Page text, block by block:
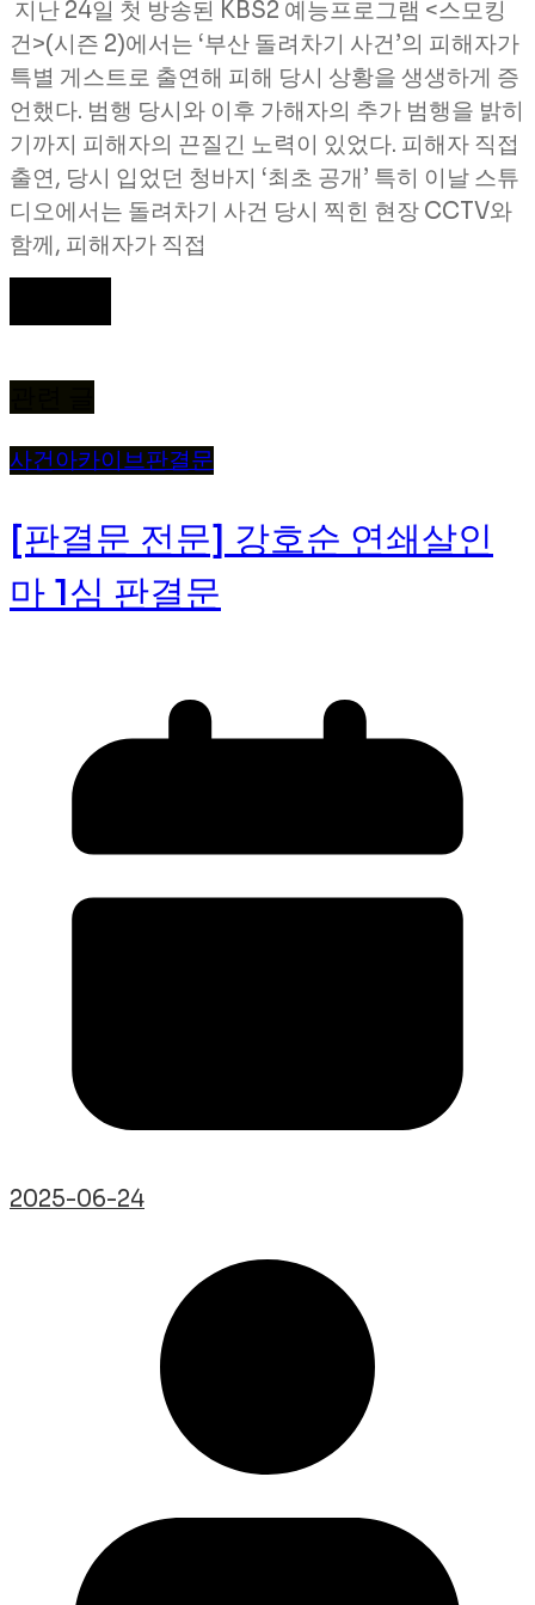
지난 24일 첫 방송된 KBS2 예능프로그램 <스모킹
건>(시즌 2)에서는 ‘부산 돌려차기 사건’의 피해자가
특별 게스트로 출연해 피해 당시 상황을 생생하게 증
언했다. 범행 당시와 이후 가해자의 추가 범행을 밝히
기까지 피해자의 끈질긴 노력이 있었다. 피해자 직접
출연, 당시 입었던 청바지 ‘최초 공개’ 특히 이날 스튜
디오에서는 돌려차기 사건 당시 찍힌 현장 CCTV와
함께, 피해자가 직접
사건아카이브판결문
[판결문 전문] 강호순 연쇄살인
마 1심 판결문
2025-06-24